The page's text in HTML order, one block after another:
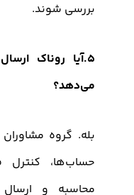
بررسی شوند.
5.آیا روناک
می‌دهد؟
بله. گروه
حساب‌ها، کنترل
محاسبه و ارسال